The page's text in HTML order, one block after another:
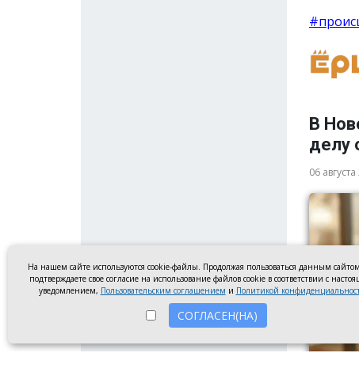
В
делу
06
На нашем сайте используются cookie-файлы. Продолжая пользоваться данным
подтверждаете свое согласие на использование файлов cookie в соответствии с
уведомлением, Пользовательским соглашением и Политикой
СОГЛАСЕН(НА)